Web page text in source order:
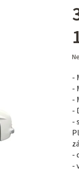
je
z
-
-
-
-
-
-
-